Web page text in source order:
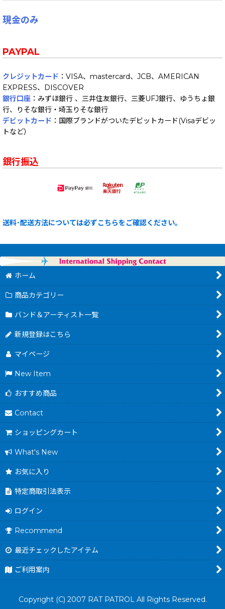
現金のみ
PAYPAL
クレジットカード ：VISA、mastercard、JCB、AMERICAN
EXPRESS、DISCOVER
銀行口座 ：みずほ銀行 、三井住友銀行、三菱UFJ銀行、ゆうちょ銀
行、りそな銀行・埼玉りそな銀行
デビットカード ：国際ブランドがついたデビットカード(Visaデビッ
トなど）
銀行振込
送料･配送方法については必ずこちらをご確認ください。
ホーム
商品カテゴリー
バンド＆アーティスト一覧
新規登録はこちら
マイページ
New Item
おすすめ商品
Contact
ショッピングカート
What's New
お気に入り
特定商取引法表示
ログイン
Recommend
最近チェックしたアイテム
ご利用案内
Copyright (C) 2007 RAT PATROL All Rights Reserved.